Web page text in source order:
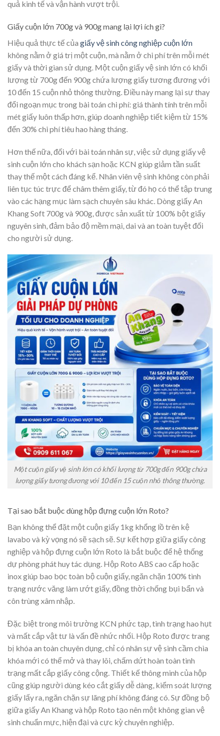
quả kinh tế và vận hành vượt trội.
Giấy cuộn lớn 700g và 900g mang lại lợi ích gì?
Hiệu quả thực tế của giấy vệ sinh công nghiệp cuộn lớn
không nằm ở giá trị một cuộn, mà nằm ở chi phí trên mỗi mét
giấy và thời gian sử dụng. Một cuộn giấy vệ sinh lớn có khối
lượng từ 700g đến 900g chứa lượng giấy tương đương với
10 đến 15 cuộn nhỏ thông thường. Điều này mang lại sự thay
đổi ngoạn mục trong bài toán chi phí: giá thành tính trên mỗi
mét giấy luôn thấp hơn, giúp doanh nghiệp tiết kiệm từ 15%
đến 30% chi phí tiêu hao hàng tháng.
Hơn thế nữa, đối với bài toán nhân sự, việc sử dụng giấy vệ
sinh cuộn lớn cho khách sạn hoặc KCN giúp giảm tần suất
thay thế một cách đáng kể. Nhân viên vệ sinh không còn phải
liên tục túc trực để châm thêm giấy, từ đó họ có thể tập trung
vào các hạng mục làm sạch chuyên sâu khác. Dòng giấy An
Khang Soft 700g và 900g, được sản xuất từ 100% bột giấy
nguyên sinh, đảm bảo độ mềm mại, dai và an toàn tuyệt đối
cho người sử dụng.
Một cuộn giấy vệ sinh lớn có khối lượng từ 700g đến 900g chứa
lượng giấy tương đương với 10 đến 15 cuộn nhỏ thông thường.
Tại sao bắt buộc dùng hộp đựng cuộn lớn Roto?
Bạn không thể đặt một cuộn giấy 1kg khổng lồ trên kệ
lavabo và kỳ vọng nó sẽ sạch sẽ. Sự kết hợp giữa giấy công
nghiệp và hộp đựng cuộn lớn Roto là bắt buộc để hệ thống
dự phòng phát huy tác dụng. Hộp Roto ABS cao cấp hoặc
inox giúp bao bọc toàn bộ cuộn giấy, ngăn chặn 100% tình
trạng nước văng làm ướt giấy, đồng thời chống bụi bẩn và
côn trùng xâm nhập.
Đặc biệt trong môi trường KCN phức tạp, tình trạng hao hụt
và mất cắp vật tư là vấn đề nhức nhối. Hộp Roto được trang
bị khóa an toàn chuyên dụng, chỉ có nhân sự vệ sinh cầm chìa
khóa mới có thể mở và thay lõi, chấm dứt hoàn toàn tình
trạng mất cắp giấy công cộng. Thiết kế thông minh của hộp
cũng giúp người dùng kéo cắt giấy dễ dàng, kiểm soát lượng
giấy lấy ra, ngăn chặn sự lãng phí không đáng có. Sự đồng bộ
giữa giấy An Khang và hộp Roto tạo nên một không gian vệ
sinh chuẩn mực, hiện đại và cực kỳ chuyên nghiệp.